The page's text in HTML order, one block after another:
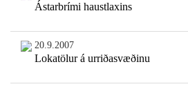
Ástarbrími haustlaxins
20.9.2007
Lokatölur á urriðasvæðinu